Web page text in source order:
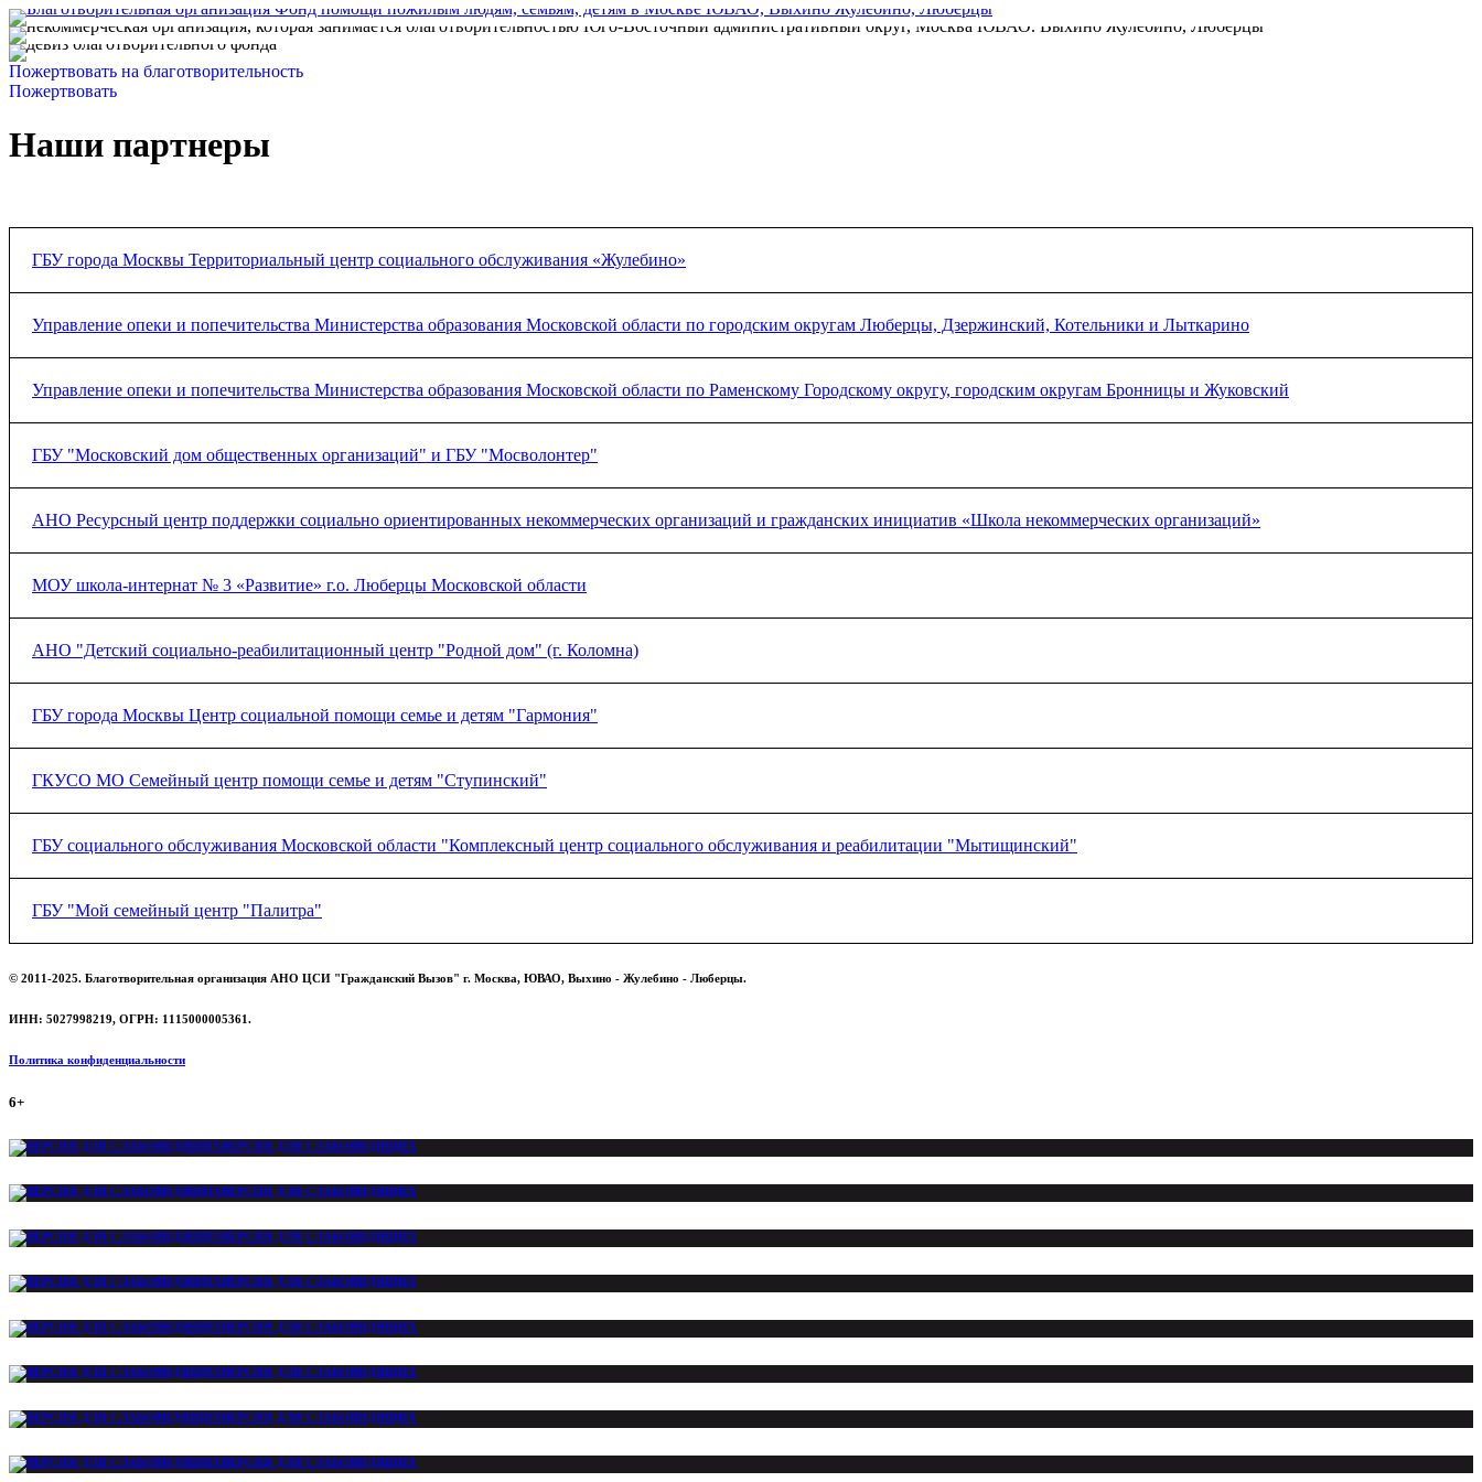
Пожертвовать на благотворительность
Пожертвовать
Наши партнеры
ГБУ города Москвы Территориальный центр социального обслуживания «Жулебино»
Соглашение о сотрудничестве
Управление опеки и попечительства Министерства образования Московской области по городским округам Люберцы, Дзержинский, Котельники и Лыткарино
Соглашение о сотрудничестве
Управление опеки и попечительства Министерства образования Московской области по Раменскому Городскому округу, городским округам Бронницы и Жуковский
Соглашение о сотрудничестве
ГБУ "Московский дом общественных организаций" и ГБУ "Мосволонтер"
АНО Ресурсный центр поддержки социально ориентированных некоммерческих организаций и гражданских инициатив «Школа некоммерческих организаций»
Ознакомиться с соглашением (нажмите на ссылку).
МОУ школа-интернат № 3 «Развитие» г.о. Люберцы Московской области
АНО "Детский социально-реабилитационный центр "Родной дом" (г. Коломна)
ГБУ города Москвы Центр социальной помощи семье и детям "Гармония"
ГКУСО МО Семейный центр помощи семье и детям "Ступинский"
ГБУ социального обслуживания Московской области "Комплексный центр социального обслуживания и реабилитации "Мытищинский"
ГБУ "Мой семейный центр "Палитра"
Посмотреть договор о сотрудничестве.
© 2011-2025. Благотворительная организация АНО ЦСИ "Гражданский Вызов" г. Москва, ЮВАО, Выхино - Жулебино - Люберцы.
ИНН: 5027998219, ОГРН: 1115000005361.
Политика конфиденциальности
6+
ВЕРСИЯ ДЛЯ СЛАБОВИДЯЩИХ
ВЕРСИЯ ДЛЯ СЛАБОВИДЯЩИХ
ВЕРСИЯ ДЛЯ СЛАБОВИДЯЩИХ
ВЕРСИЯ ДЛЯ СЛАБОВИДЯЩИХ
ВЕРСИЯ ДЛЯ СЛАБОВИДЯЩИХ
ВЕРСИЯ ДЛЯ СЛАБОВИДЯЩИХ
ВЕРСИЯ ДЛЯ СЛАБОВИДЯЩИХ
ВЕРСИЯ ДЛЯ СЛАБОВИДЯЩИХ